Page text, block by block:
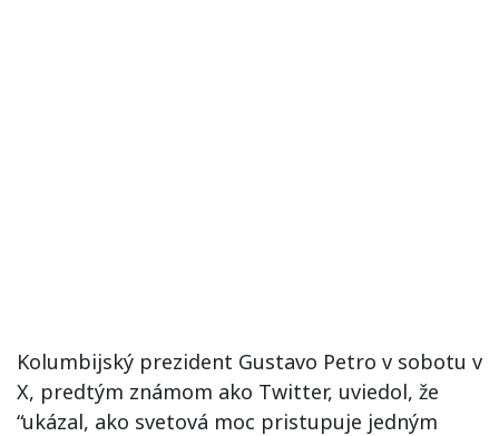
Kolumbijský prezident Gustavo Petro v sobotu v
X, predtým známom ako Twitter, uviedol, že
“ukázal, ako svetová moc pristupuje jedným